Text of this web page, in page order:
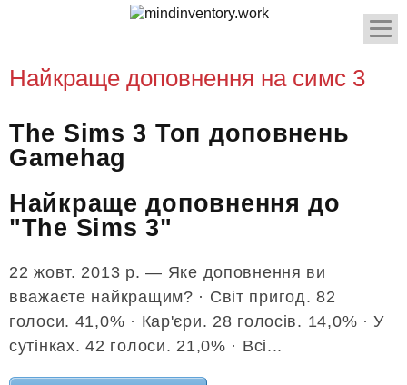
Найкраще доповнення на симс 3
The Sims 3 Топ доповнень
Gamehag
Найкраще доповнення до
"The Sims 3"
22 жовт. 2013 р. — Яке доповнення ви
вважаєте найкращим? · Світ пригод. 82
голоси. 41,0% · Кар'єри. 28 голосів. 14,0% · У
сутінках. 42 голоси. 21,0% · Всі...